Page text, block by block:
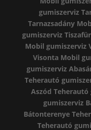
gumiszerviz
Tarnazsadány
gumiszerviz
Mobil gumiszerviz
Visonta Mobil
gumiszerviz
Teherautó
Aszód
gumiszerviz
Bátonterenye
Teherautó